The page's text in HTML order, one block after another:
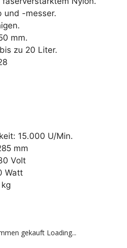
und -messer.
mm.
zu 20 Liter.
15.000 U/Min.
mm
Volt
Watt
gekauft Loading...